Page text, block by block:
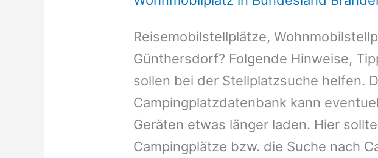
Reisemobilstellplätze,
Günthersdorf? Folgende Hinweise,
sollen bei der Stellplatzsuche helfen.
Campingplatzdatenbank kann
Geräten etwas länger laden. Hier
Campingplätze bzw. die Suche nach